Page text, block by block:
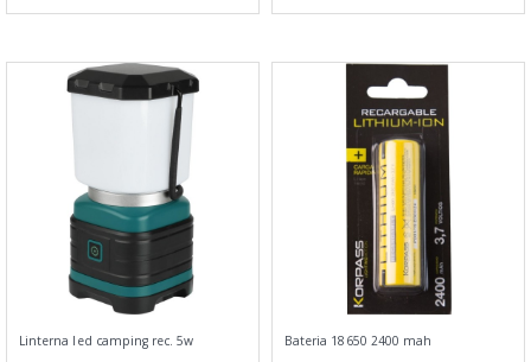
Linterna led camping rec. 5w Bateria 18650 2400 mah